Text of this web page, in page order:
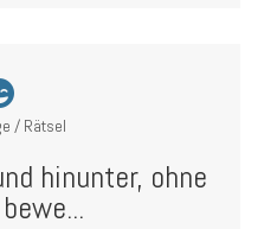
/ Rätsel
hinunter, ohne